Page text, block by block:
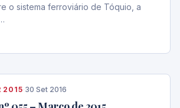
o sistema ferroviário de Tóquio, a
2015·30 Set 2016